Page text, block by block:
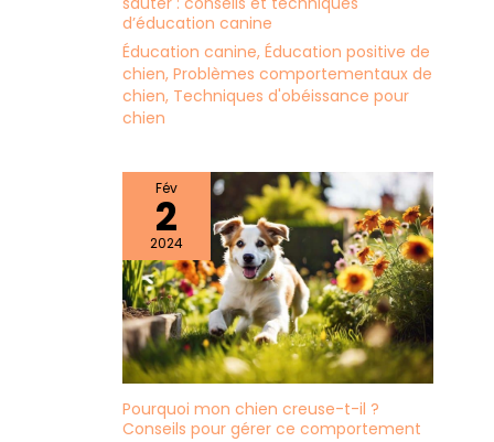
d’éducation canine
Éducation canine, Éducation positive de
chien, Problèmes comportementaux de
chien, Techniques d'obéissance pour
chien
Fév
2
2024
Pourquoi mon chien creuse-t-il ?
Conseils pour gérer ce comportement